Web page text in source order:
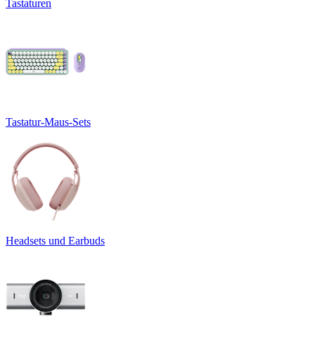
Tastaturen
Tastatur-Maus-Sets
Headsets und Earbuds